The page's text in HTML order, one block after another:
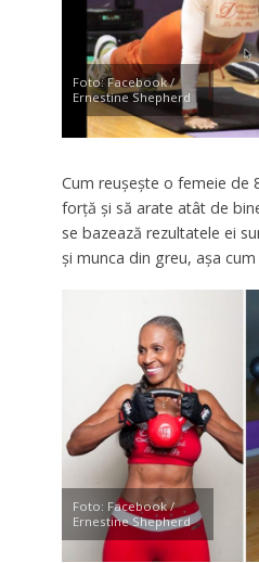
Foto: Facebook /
Ernestine Shepherd
Cum reuşeşte o femeie de
forţă şi să arate atât de
se bazează rezultatele ei
şi munca din greu, aşa
Foto: Facebook /
Ernestine Shepherd